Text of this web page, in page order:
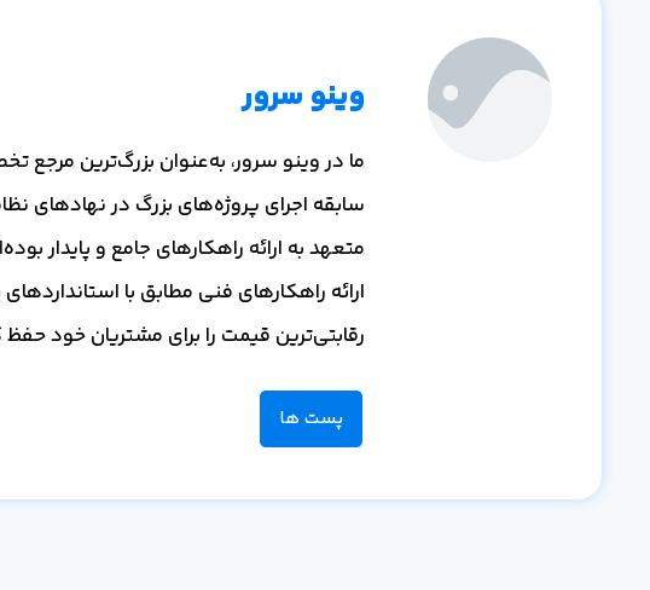
وینو سرور
ما در وینو سرور، به‌عنوان بزرگ‌ترین مرجع
سابقه اجرای پروژه‌های بزرگ در نهادهای
متعهد به ارائه راهکارهای جامع و پایدار
ارائه راهکارهای فنی مطابق با
رقابتی‌ترین قیمت را برای مشتریان خود
پست ها